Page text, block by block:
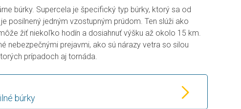
búrky. Supercela je špecifický typ búrky, ktorý sa od
posilnený jedným vzostupným prúdom. Ten slúži ako
žiť niekoľko hodín a dosiahnuť výšku až okolo 15 km.
nebezpečnými prejavmi, ako sú nárazy vetra so silou
prípadoch aj tornáda.
búrky